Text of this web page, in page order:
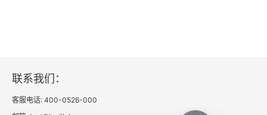
联系我们：
客服电话: 400-0526-000